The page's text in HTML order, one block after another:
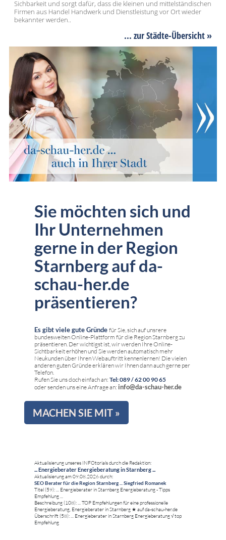
Sichbarkeit und sorgt dafür, dass die kleinen und mittelständischen
Firmen aus Handel Handwerk und Dienstleistung vor Ort wieder
bekannter werden..
... zur Städte-Übersicht »
Sie möchten sich und
Ihr Unternehmen
gerne in der Region
Starnberg auf da-
schau-her.de
präsentieren?
Es gibt viele gute Gründe für Sie, sich auf unsrere
bundesweiten Online-Plattform für die Region Starnberg zu
präsentieren. Der wichtigst ist, wir werden Ihre Online-
Sichtbarkeit erhöhen und Sie werden automatisch mehr
Neukunden über Ihren Webauftritt kennenlernen! Die vielen
anderen guten Gründe erklären wir Ihnen dann auch gerne per
Telefon.
Rufen Sie uns doch einfach an: Tel: 089 / 62 00 90 65
oder senden uns eine Anfrage an: info@da-schau-her.de
MACHEN SIE MIT »
Aktualisierung unseres INFOtorials durch die Redaktion:
... Energieberater Energieberatung in Starnberg ...
Aktualisierung am 09.08.2026 durch:
SEO Berater für die Region Starnberg ... Siegfried Romanek
Titel (59): ... Energieberater in Starnberg Energieberatung - Tipps
Empfehlung ...
Beschreibung (108): ... TOP Empfehlungen für eine professionelle
Energieberatung, Energieberater in Starnberg ★ auf da-schau-her.de
Überschrift (58): ... Energieberater in Starnberg Energieberatung √ top
Empfehlung